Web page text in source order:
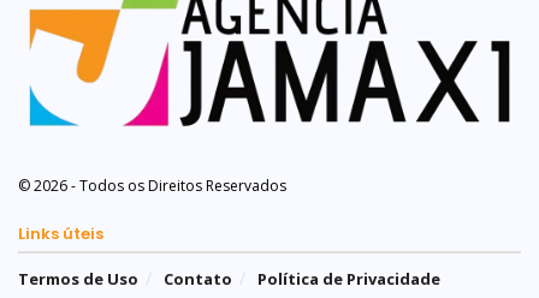
© 2026 - Todos os Direitos Reservados
Links úteis
Termos de Uso Contato Política de Privacidade